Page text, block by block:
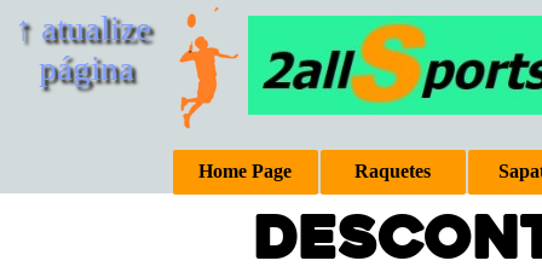
Home Page Raquetes
↑ atualize
página
Desconto